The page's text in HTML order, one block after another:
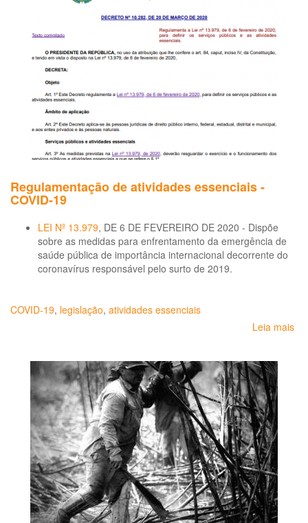
Regulamentação de atividades essenciais -
COVID-19
LEI Nº 13.979, DE 6 DE FEVEREIRO DE 2020 - Dispõe
sobre as medidas para enfrentamento da emergência de
saúde pública de importância internacional decorrente do
coronavírus responsável pelo surto de 2019.
COVID-19, legislação, atividades essenciais
Leia mais